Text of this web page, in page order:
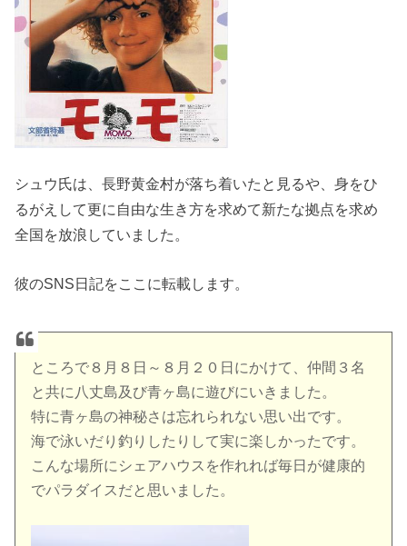
シュウ氏は、長野黄金村が落ち着いたと見るや、身をひ
るがえして更に自由な生き方を求めて新たな拠点を求め
全国を放浪していました。
彼のSNS日記をここに転載します。
ところで８月８日～８月２０日にかけて、仲間３名
と共に八丈島及び青ヶ島に遊びにいきました。
特に青ヶ島の神秘さは忘れられない思い出です。
海で泳いだり釣りしたりして実に楽しかったです。
こんな場所にシェアハウスを作れれば毎日が健康的
でパラダイスだと思いました。